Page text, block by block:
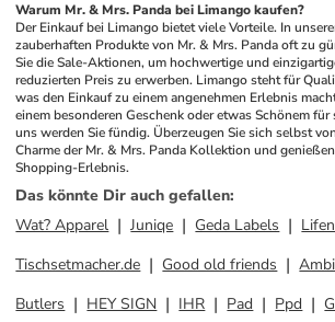
Warum Mr. & Mrs. Panda bei Limango kaufen?
Der Einkauf bei Limango bietet viele Vorteile. In
zauberhaften Produkte von Mr. & Mrs. Panda oft zu
Sie die Sale-Aktionen, um hochwertige und
reduzierten Preis zu erwerben. Limango steht für
was den Einkauf zu einem angenehmen Erlebnis
einem besonderen Geschenk oder etwas Schönem
uns werden Sie fündig. Überzeugen Sie sich selbst
Charme der Mr. & Mrs. Panda Kollektion und
Shopping-Erlebnis.
Das könnte Dir auch gefallen:
Wat? Apparel
Juniqe Geda Labels
Tischsetmacher.de
Good old friends
Butlers
HEY SIGN IHR Pad Ppd